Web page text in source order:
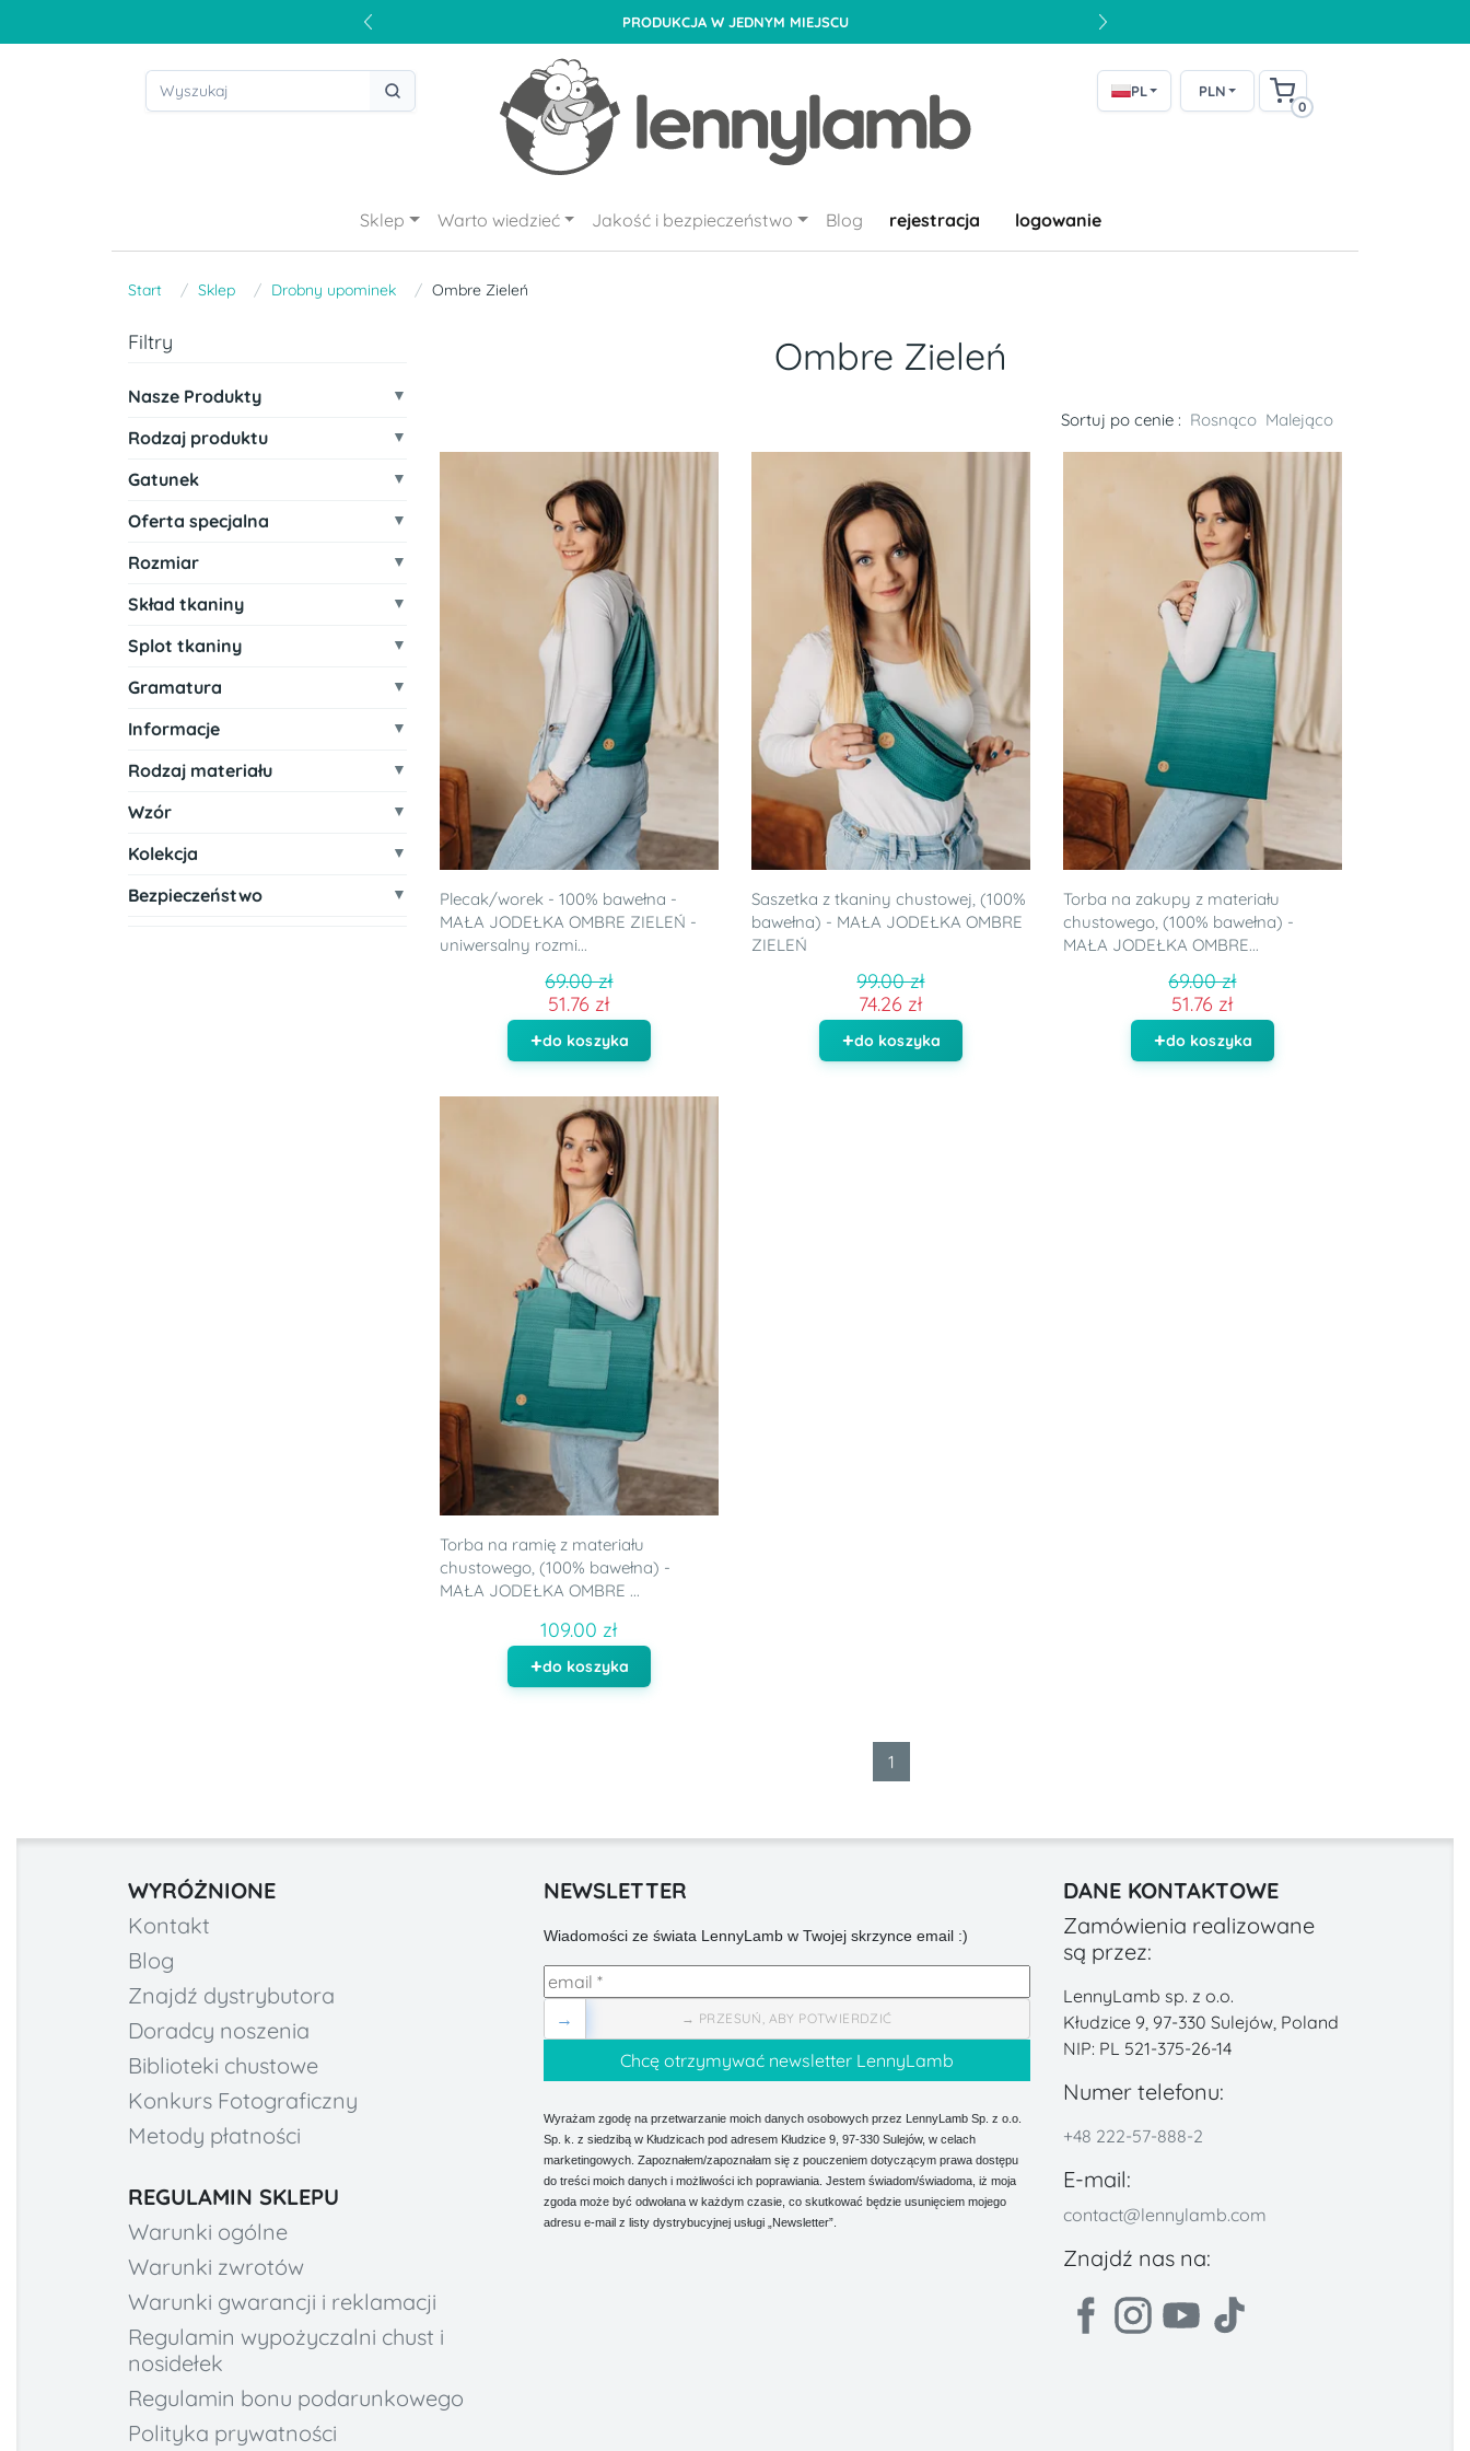
PRODUKCJA W JEDNYM MIEJSCU
PL PLN
0
Sklep Warto wiedzieć Jakość i bezpieczeństwo Blog rejestracja logowanie
Start Sklep Drobny upominek Ombre Zieleń
Filtry
Nasze Produkty
Rodzaj produktu
Gatunek
Oferta specjalna
Rozmiar
Skład tkaniny
Splot tkaniny
Gramatura
Informacje
Rodzaj materiału
Wzór
Kolekcja
Bezpieczeństwo
Ombre Zieleń
Sortuj po cenie : Rosnąco Malejąco
Plecak/worek - 100% bawełna -
MAŁA JODEŁKA OMBRE ZIELEŃ -
uniwersalny rozmi...
69.00 zł
51.76 zł
do koszyka
Saszetka z tkaniny chustowej, (100%
bawełna) - MAŁA JODEŁKA OMBRE
ZIELEŃ
99.00 zł
74.26 zł
do koszyka
Torba na zakupy z materiału
chustowego, (100% bawełna) -
MAŁA JODEŁKA OMBRE...
69.00 zł
51.76 zł
do koszyka
Torba na ramię z materiału
chustowego, (100% bawełna) -
MAŁA JODEŁKA OMBRE ...
109.00 zł
do koszyka
1
WYRÓŻNIONE
Kontakt
Blog
Znajdź dystrybutora
Doradcy noszenia
Biblioteki chustowe
Konkurs Fotograficzny
Metody płatności
REGULAMIN SKLEPU
Warunki ogólne
Warunki zwrotów
Warunki gwarancji i reklamacji
Regulamin wypożyczalni chust i
nosidełek
Regulamin bonu podarunkowego
Polityka prywatności
NEWSLETTER
Wiadomości ze świata LennyLamb w Twojej skrzynce email :)
→ PRZESUŃ, ABY POTWIERDZIĆ
→
Wyrażam zgodę na przetwarzanie moich danych osobowych przez LennyLamb Sp. z o.o.
Sp. k. z siedzibą w Kłudzicach pod adresem Kłudzice 9, 97-330 Sulejów, w celach
marketingowych. Zapoznałem/zapoznałam się z pouczeniem dotyczącym prawa dostępu
do treści moich danych i możliwości ich poprawiania. Jestem świadom/świadoma, iż moja
zgoda może być odwołana w każdym czasie, co skutkować będzie usunięciem mojego
adresu e-mail z listy dystrybucyjnej usługi „Newsletter”.
DANE KONTAKTOWE
Zamówienia realizowane
są przez:
LennyLamb sp. z o.o.
Kłudzice 9, 97-330 Sulejów, Poland
NIP: PL 521-375-26-14
Numer telefonu:
+48 222-57-888-2
E-mail:
contact@lennylamb.com
Znajdź nas na: